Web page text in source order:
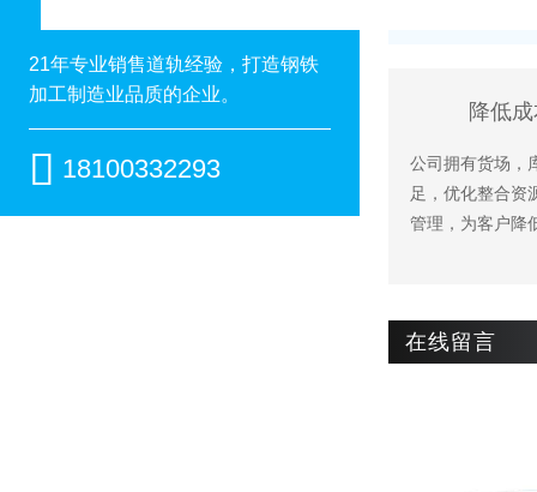
降低
公司拥有货场，
足，优化整合资
管理，为客户降
在线留言
21年专业销售道轨经验，打造钢铁
加工制造业品质的企业。
 18100332293